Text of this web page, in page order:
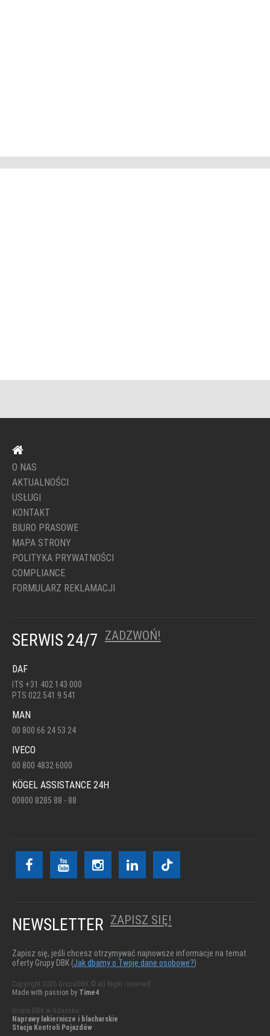
O NAS
AKTUALNOŚCI
USŁUGI
KONTAKT
BIURO PRASOWE
MAPA STRONY
POLITYKA PRYWATNOŚCI
COMPLIANCE
FORMULARZ REKLAMACJI
SERWIS 24/7 ZADZWOŃ!
DAF
ITS +31 402 143 000
PTS 022 541 9 541
MAN
00 800 66 24 53 24
IVECO
00 800 4832 6000
KÖGEL ASSISTANCE 24H
00800 8285 88 - 88
NEWSLETTER ZAPISZ SIĘ!
Zapisz się, jeśli chcesz otrzymywać najnowsze informacje na temat
oferty Grupy DBK (Jak dbamy o Twoje dane osobowe?)
Copyright 2026 GrupaDBK © All Right reserved
Made with passion by Time4
Grupa DBK w Gdańsku:
Naprawy lakiernicze i blacharskie
Stacja Kontroli Pojazdów